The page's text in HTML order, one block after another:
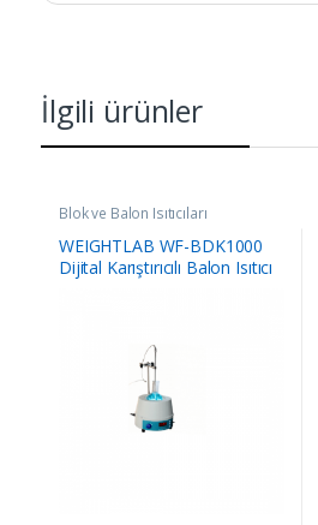
İlgili ürünler
Blok ve Balon Isıtıcıları
WEIGHTLAB WF-BDK1000
Dijital Karıştırıcılı Balon Isıtıcı